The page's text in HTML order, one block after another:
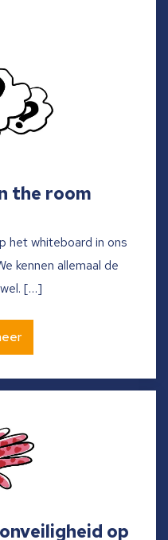
the room
het whiteboard in ons
kennen allemaal de
[…]
op